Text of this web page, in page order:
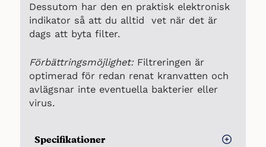
Dessutom har den en praktisk elektronisk
indikator så att du alltid vet när det är
dags att byta filter.
Förbättringsmöjlighet:Filtreringen är
optimerad för redan renat kranvatten och
avlägsnar inte eventuella bakterier eller
virus.
Specifikationer